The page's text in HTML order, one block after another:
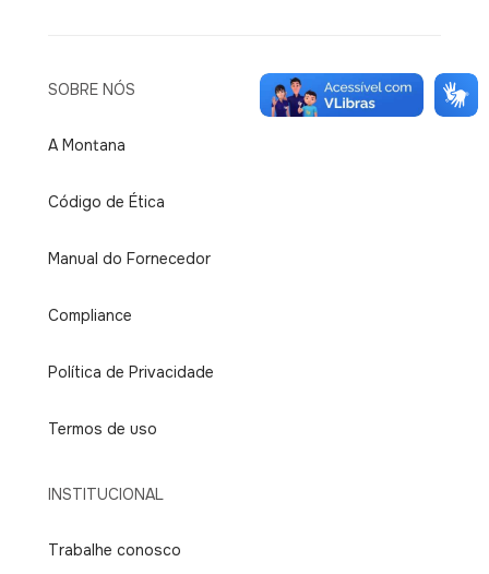
SOBRE NÓS
A Montana
Código de Ética
Manual do Fornecedor
Compliance
Política de Privacidade
Termos de uso
INSTITUCIONAL
Trabalhe conosco